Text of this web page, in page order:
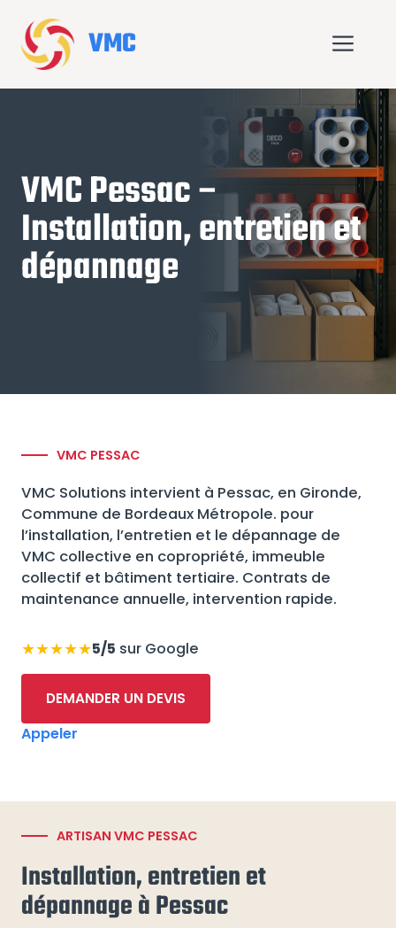
contenu
VMC
VMC Pessac –
Installation, entretien et
dépannage
VMC PESSAC
VMC Solutions intervient à Pessac, en Gironde,
Commune de Bordeaux Métropole. pour
l’installation, l’entretien et le dépannage de
VMC collective en copropriété, immeuble
collectif et bâtiment tertiaire. Contrats de
maintenance annuelle, intervention rapide.
★★★★★5/5 sur Google
DEMANDER UN DEVIS
Appeler
ARTISAN VMC PESSAC
Installation, entretien et
dépannage à Pessac